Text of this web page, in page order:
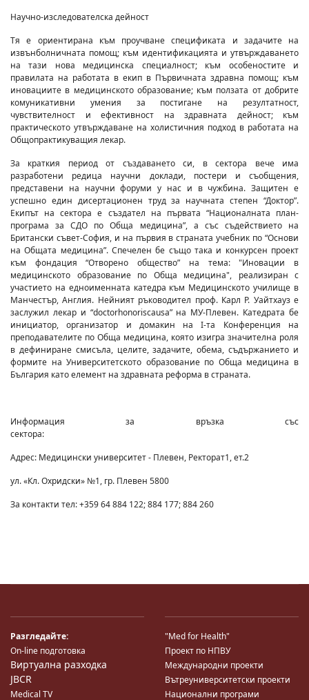
Научно-изследователска дейност
Тя е ориентирана към проучване спецификата и задачите на
извънболничната помощ; към идентификацията и утвърждаването
на тази нова медицинска специалност; към особеностите и
правилата на работата в екип в Първичната здравна помощ; към
иновациите в медицинското образование; към ползата от добрите
комуникативни умения за постигане на резултатност,
чувствителност и ефективност на здравната дейност; към
практическото утвърждаване на холистичния подход в работата на
Общопрактикуващия лекар.
За краткия период от създаването си, в сектора вече има
разработени редица научни доклади, постери и съобщения,
представени на научни форуми у нас и в чужбина. Защитен е
успешно един дисертационен труд за научната степен “Доктор”.
Екипът на сектора е създател на първата “Националната план-
програма за СДО по Обща медицина”, а със съдействието на
Британски съвет-София, и на първия в страната учебник по “Основи
на Общата медицина”. Спечелен бе също така и конкурсен проект
към фондация “Отворено общество” на тема: "Иновации в
медицинското образование по Обща медицина", реализиран с
участието на едноименната катедра към Медицинското училище в
Манчестър, Англия. Нейният ръководител проф. Карл Р. Уайтхауз е
заслужил лекар и “doctorhonoriscausa” на МУ-Плевен. Катедрата бе
инициатор, организатор и домакин на І-та Конференция на
преподавателите по Обща медицина, която изигра значителна роля
в дефиниране смисъла, целите, задачите, обема, съдържанието и
формите на Университетското образование по Обща медицина в
България като елемент на здравната реформа в страната.
Информация за връзка със
сектора:
Адрес: Медицински университет - Плевен, Ректорат1, ет.2
ул. «Кл. Охридски» №1, гр. Плевен 5800
За контакти тел: +359 64 884 122; 884 177; 884 260
Разгледайте:
On-line подготовка
Виртуална разходка
JBCR
Medical TV
"Med for Health"
Проект по НПВУ
Международни проекти
Вътреуниверситетски проекти
Национални програми